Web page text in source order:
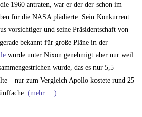
1960 antraten, war er der der schon im
für die NASA plädierte. Sein Konkurrent
vorsichtiger und seine Präsidentschaft von
bekannt für große Pläne in der
wurde unter Nixon genehmigt aber nur weil
wurde, das es nur 5,5
– nur zum Vergleich Apollo kostete rund 25
(mehr …)